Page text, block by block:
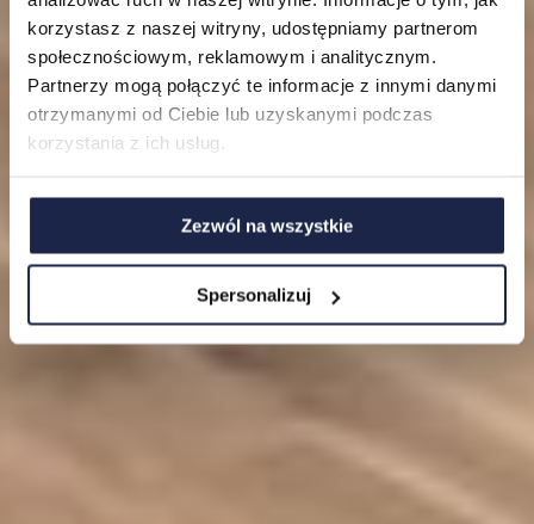
korzystasz z naszej witryny, udostępniamy partnerom
społecznościowym, reklamowym i analitycznym.
Partnerzy mogą połączyć te informacje z innymi danymi
otrzymanymi od Ciebie lub uzyskanymi podczas
korzystania z ich usług.
Zezwól na wszystkie
Spersonalizuj
O nas
FAQ